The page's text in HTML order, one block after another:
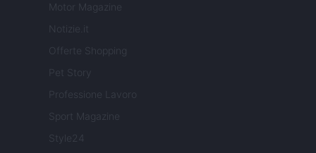
Motor Magazine
Notizie.it
Offerte Shopping
Pet Story
Professione Lavoro
Sport Magazine
Style24